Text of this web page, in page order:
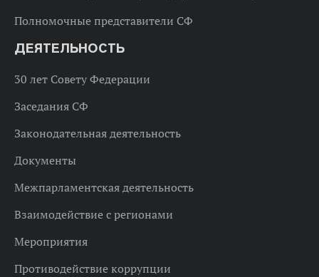
Полномочные представители СФ
ДЕЯТЕЛЬНОСТЬ
30 лет Совету Федерации
Заседания СФ
Законодательная деятельность
Документы
Межпарламентская деятельность
Взаимодействие с регионами
Мероприятия
Противодействие коррупции